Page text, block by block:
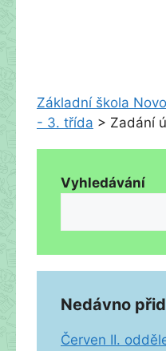
Základní škola
- 3. třída > Zadání
Vyhledávání
Nedávno
Červen II.